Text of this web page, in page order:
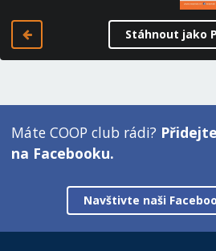
Stáhnout jako
Máte COOP club rádi?
na Facebooku.
Navštivte naši